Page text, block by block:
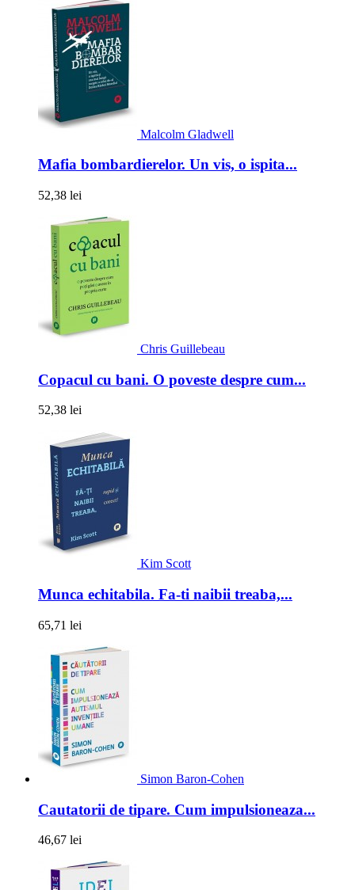
Malcolm Gladwell
Mafia bombardierelor. Un vis, o ispita...
52,38 lei
Chris Guillebeau
Copacul cu bani. O poveste despre cum...
52,38 lei
Kim Scott
Munca echitabila. Fa-ti naibii treaba,...
65,71 lei
Simon Baron-Cohen
Cautatorii de tipare. Cum impulsioneaza...
46,67 lei